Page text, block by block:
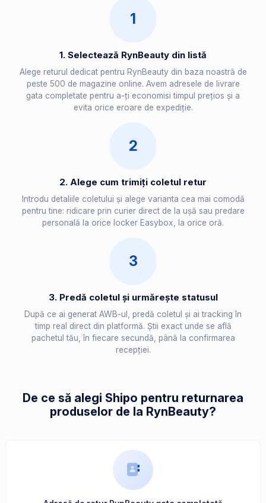
1
1. Selectează RynBeauty din listă
Alege returul dedicat pentru RynBeauty din baza noastră de
peste 500 de magazine online. Avem adresele de livrare
gata completate pentru a-ți economisi timpul prețios și a
evita orice eroare de expediție.
2
2. Alege cum trimiți coletul retur
Introdu detaliile coletului și alege varianta cea mai comodă
pentru tine: ridicare prin curier direct de la ușă sau predare
personală la orice locker Easybox, la orice oră.
3
3. Predă coletul și urmărește statusul
După ce ai generat AWB-ul, predă coletul și ai tracking în
timp real direct din platformă. Știi exact unde se află
pachetul tău, în fiecare secundă, până la confirmarea
recepției.
De ce să alegi Shipo pentru returnarea
produselor de la RynBeauty?